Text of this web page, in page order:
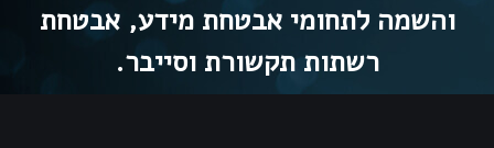
והשמה לתחומי אבטחת מידע, אבטחת
רשתות תקשורת וסייבר.